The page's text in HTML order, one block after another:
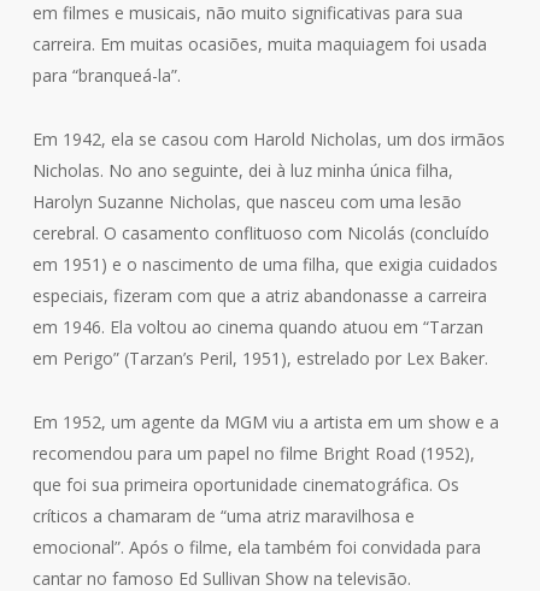
em filmes e musicais, não muito significativas para sua
carreira. Em muitas ocasiões, muita maquiagem foi usada
para “branqueá-la”.
Em 1942, ela se casou com Harold Nicholas, um dos irmãos
Nicholas. No ano seguinte, dei à luz minha única filha,
Harolyn Suzanne Nicholas, que nasceu com uma lesão
cerebral. O casamento conflituoso com Nicolás (concluído
em 1951) e o nascimento de uma filha, que exigia cuidados
especiais, fizeram com que a atriz abandonasse a carreira
em 1946. Ela voltou ao cinema quando atuou em “Tarzan
em Perigo” (Tarzan’s Peril, 1951), estrelado por Lex Baker.
Em 1952, um agente da MGM viu a artista em um show e a
recomendou para um papel no filme Bright Road (1952),
que foi sua primeira oportunidade cinematográfica. Os
críticos a chamaram de “uma atriz maravilhosa e
emocional”. Após o filme, ela também foi convidada para
cantar no famoso Ed Sullivan Show na televisão.